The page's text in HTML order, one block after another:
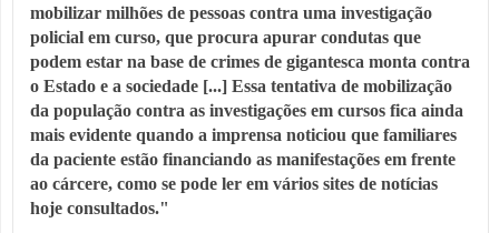
mobilizar milhões de pessoas contra uma investigação
policial em curso, que procura apurar condutas que
podem estar na base de crimes de gigantesca monta contra
o Estado e a sociedade [...] Essa tentativa de mobilização
da população contra as investigações em cursos fica ainda
mais evidente quando a imprensa noticiou que familiares
da paciente estão financiando as manifestações em frente
ao cárcere, como se pode ler em vários sites de notícias
hoje consultados."